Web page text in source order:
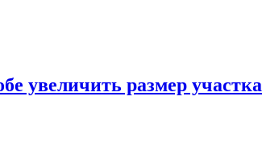
увеличить размер участка